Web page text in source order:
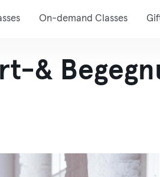
On-demand Classes
&